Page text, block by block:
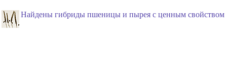
Найдены гибриды пшеницы и пырея с ценным свойством